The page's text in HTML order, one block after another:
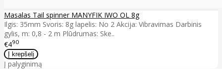
Masalas Tail spinner MANYFIK IWO OL 8g
Ilgis: 35mm Svoris: 8g lapelis: No 2 Akcija: Vibravimas Darbinis
gylis, m: 0,8 - 2 m Plūdrumas: Ske..
€490
Į palyginimą